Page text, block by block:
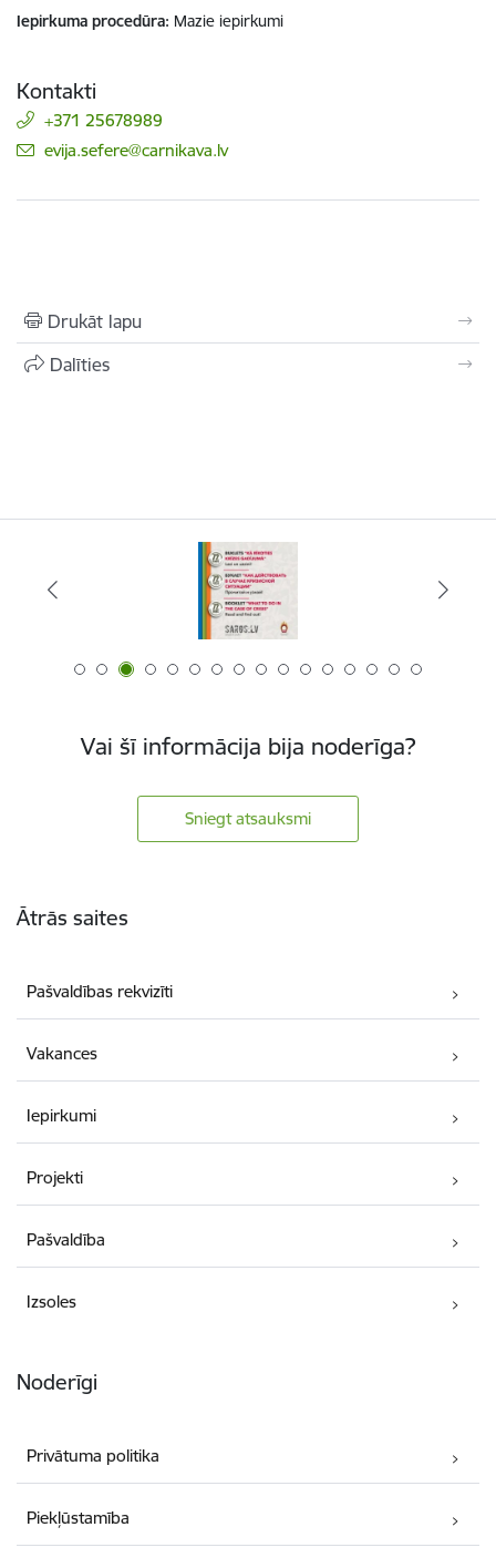
Iepirkuma procedūra Mazie iepirkumi
Kontakti
+371 25678989
E-pasts:
evija.sefere@carnikava.lv
Drukāt lapu
Dalīties
Vai šī informācija bija noderīga?
Sniegt atsauksmi
Ātrās saites
Pašvaldības rekvizīti
Vakances
Iepirkumi
Projekti
Pašvaldība
Izsoles
Noderīgi
Privātuma politika
Piekļūstamība